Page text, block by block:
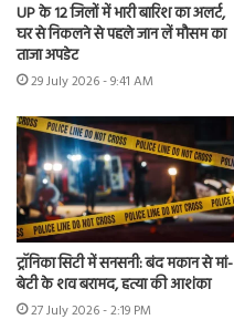
UP के 12 जिलों में भारी बारिश का अलर्ट,
घर से निकलने से पहले जान लें मौसम का
ताजा अपडेट
29 July 2026 - 9:41 AM
ट्रॉनिका सिटी में सनसनी: बंद मकान से मां-
बेटी के शव बरामद, हत्या की आशंका
27 July 2026 - 2:19 PM